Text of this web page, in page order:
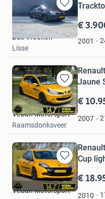
Bewaren
in
Mijn
Favorieten
€
2001
Bas Vreeken
Lisse
Bewaren
in
Mijn
Favorieten
Jaune
€
2007
Veban Motorsport
Raamsdonksveer
Bewaren
in
Mijn
Favorieten
Cup
€
2010
Veban Motorsport